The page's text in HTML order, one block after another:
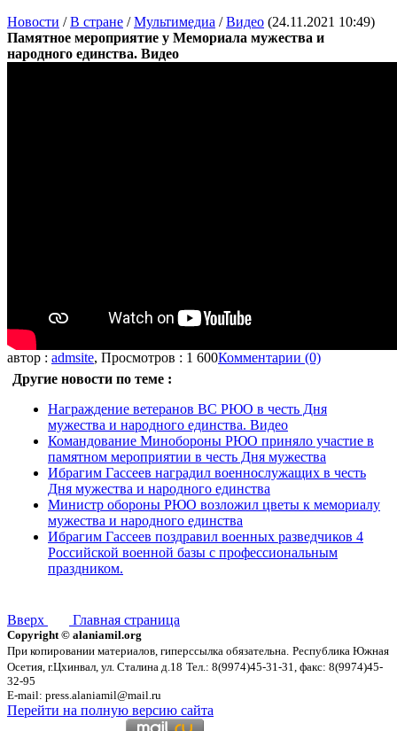
Новости /В стране /Мультимедиа /Видео (24.11.2021 10:49)
Памятное мероприятие у Мемориала мужества и
народного единства. Видео
автор : admsite, Просмотров : 1 600Комментарии (0)
Другие новости по теме :
Награждение ветеранов ВС РЮО в честь Дня
мужества и народного единства. Видео
Командование Минобороны РЮО приняло участие в
памятном мероприятии в честь Дня мужества
Ибрагим Гассеев наградил военнослужащих в честь
Дня мужества и народного единства
Министр обороны РЮО возложил цветы к мемориалу
мужества и народного единства
Ибрагим Гассеев поздравил военных разведчиков 4
Российской военной базы с профессиональным
праздником.
Вверх Главная страница
Copyright © alaniamil.org
При копировании материалов, гиперссылка обязательна. Республика Южная
Осетия, г.Цхинвал, ул. Сталина д.18 Тел.: 8(9974)45-31-31, факс: 8(9974)45-
32-95
E-mail: press.alaniamil@mail.ru
Перейти на полную версию сайта